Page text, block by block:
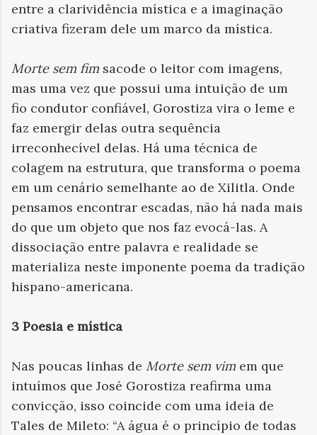
entre a clarividência mística e a imaginação
criativa fizeram dele um marco da mística.
Morte sem fim sacode o leitor com imagens,
mas uma vez que possui uma intuição de um
fio condutor confiável, Gorostiza vira o leme e
faz emergir delas outra sequência
irreconhecível delas. Há uma técnica de
colagem na estrutura, que transforma o poema
em um cenário semelhante ao de Xilitla. Onde
pensamos encontrar escadas, não há nada mais
do que um objeto que nos faz evocá-las. A
dissociação entre palavra e realidade se
materializa neste imponente poema da tradição
hispano-americana.
3 Poesia e mística
Nas poucas linhas de Morte sem vim em que
intuímos que José Gorostiza reafirma uma
convicção, isso coincide com uma ideia de
Tales de Mileto: “A água é o princípio de todas